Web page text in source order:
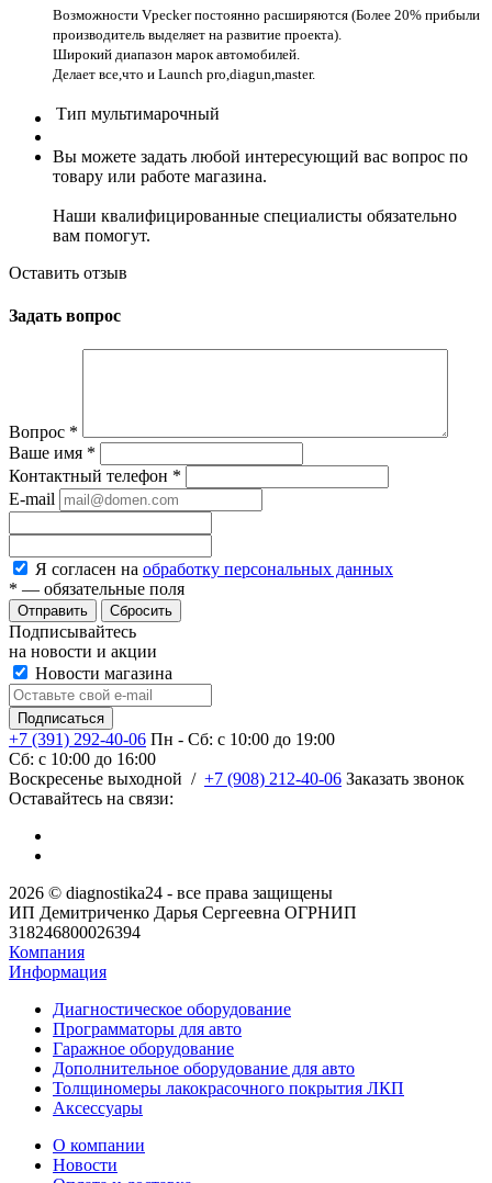
Возможности Vpecker постоянно расширяются (Более 20% прибыли
производитель выделяет на развитие проекта).
Широкий диапазон марок автомобилей.
Делает все,что и Launch pro,diagun,master.
Тип мультимарочный
Вы можете задать любой интересующий вас вопрос по
товару или работе магазина.
Наши квалифицированные специалисты обязательно
вам помогут.
Оставить отзыв
Задать вопрос
Вопрос *
Ваше имя *
Контактный телефон *
E-mail
Я согласен на обработку персональных данных
* — обязательные поля
Сбросить
Подписывайтесь
на новости и акции
Новости магазина
+7 (391) 292-40-06 Пн - Сб: c 10:00 до 19:00
Сб: c 10:00 до 16:00
​Воскресенье выходной / +7 (908) 212-40-06 Заказать звонок
Оставайтесь на связи:
2026 © diagnostika24 - все права защищены
ИП Демитриченко Дарья Сергеевна ОГРНИП
318246800026394
Компания
Информация
Диагностическое оборудование
Программаторы для авто
Гаражное оборудование
Дополнительное оборудование для авто
Толщиномеры лакокрасочного покрытия ЛКП
Аксессуары
О компании
Новости